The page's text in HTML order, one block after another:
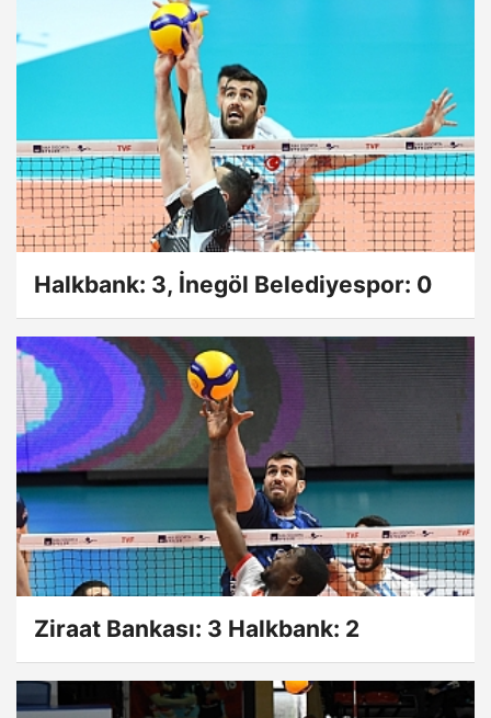
Halkbank: 3, İnegöl Belediyespor: 0
Ziraat Bankası: 3 Halkbank: 2